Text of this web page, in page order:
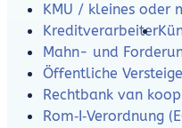
KMU / kleines oder
Kreditverarbeiter
Mahn- und
Öffentliche
Rechtbank van
Rom‑I‑Verordnung